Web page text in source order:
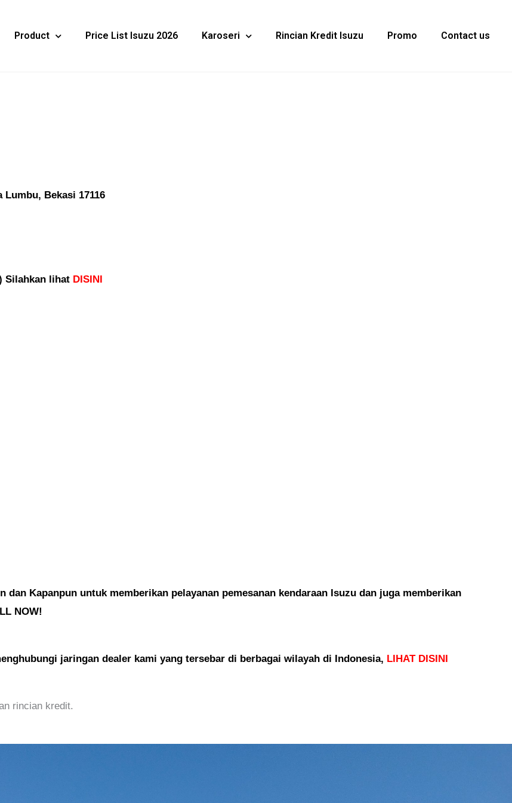
Product Price List Isuzu 2026 Karoseri Rincian Kredit Isuzu Promo Contact us
Lumbu, Bekasi 17116
Silahkan lihat DISINI
dan Kapanpun untuk memberikan pelayanan pemesanan kendaraan Isuzu dan juga memberikan
NOW!
jaringan dealer kami yang tersebar di berbagai wilayah di Indonesia, LIHAT DISINI
rincian kredit.